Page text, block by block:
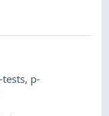
, p-